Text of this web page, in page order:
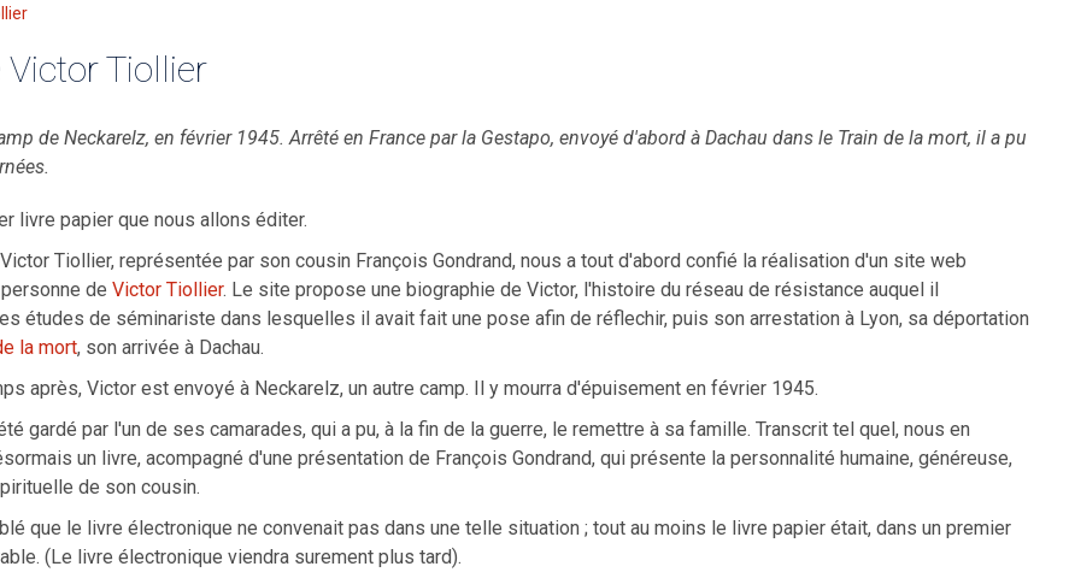
Tiollier
de Neckarelz, en février 1945. Arrêté en France par la Gestapo, envoyé d'abord à Dachau dans le Train de la mort, il a pu
livre papier que nous allons éditer.
Tiollier, représentée par son cousin François Gondrand, nous a tout d'abord confié la réalisation d'un site web
de Victor Tiollier. Le site propose une biographie de Victor, l'histoire du réseau de résistance auquel il
études de séminariste dans lesquelles il avait fait une pose afin de réflechir, puis son arrestation à Lyon, sa déportation
la mort, son arrivée à Dachau.
après, Victor est envoyé à Neckarelz, un autre camp. Il y mourra d'épuisement en février 1945.
gardé par l'un de ses camarades, qui a pu, à la fin de la guerre, le remettre à sa famille. Transcrit tel quel, nous en
un livre, acompagné d'une présentation de François Gondrand, qui présente la personnalité humaine, généreuse,
de son cousin.
que le livre électronique ne convenait pas dans une telle situation ; tout au moins le livre papier était, dans un premier
(Le livre électronique viendra surement plus tard).